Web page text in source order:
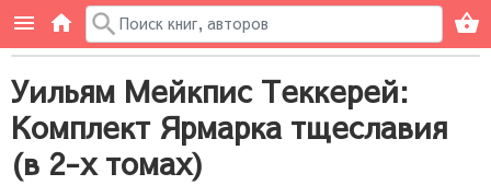
Уильям Мейкпис Теккерей:
Комплект Ярмарка тщеславия
(в 2-х томах)